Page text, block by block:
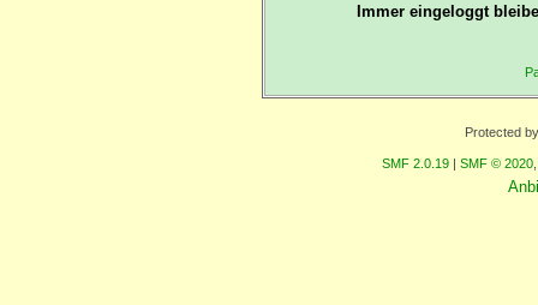
Immer eingeloggt
Protected
SMF 2.0.19 | SMF © 2020